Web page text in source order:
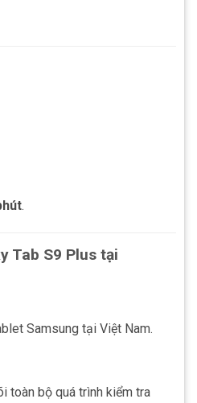
.
Tab S9 Plus tại
Samsung tại Việt Nam.
toàn bộ quá trình kiểm tra